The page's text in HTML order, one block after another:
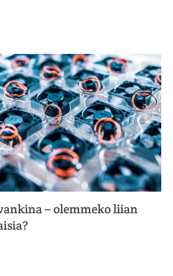
– olemmeko liian